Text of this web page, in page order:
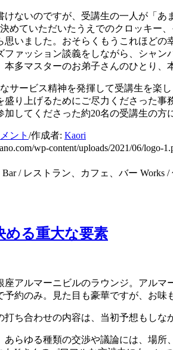
けないのですが、受講生の一人が「
めていただいたうえでのクロッキー
思いました。おそらくもうこれほどの
ファッション談義をしながら、シャ
本多マスターのお弟子さんのひとり、
サービス精神を発揮して受講生を楽
盛り上げるためにご尽力くださった
加してくださった約20名の受講生の
ント /作成者: Kaori
wp-content/uploads/2021/06/logo-
Bar / レストラン、カフェ、バー Works /
める重大な要素
座アルマーニビルのラウンジ。アル
予約のみ。見た目も豪華ですが、お味
打ち合わせの内容は、当初予想もし
あらゆる種類の交渉や議論には、場